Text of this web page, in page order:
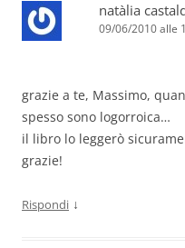
natàlia
09/06/2010 alle
grazie a te, Massimo,
spesso sono logorroica…
il libro lo leggerò
grazie!
Rispondi ↓